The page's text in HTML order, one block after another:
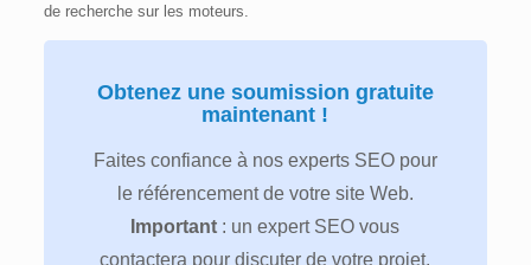
de recherche sur les moteurs.
Obtenez une soumission gratuite
maintenant !
Faites confiance à nos experts SEO pour
le référencement de votre site Web.
Important : un expert SEO vous
contactera pour discuter de votre projet.